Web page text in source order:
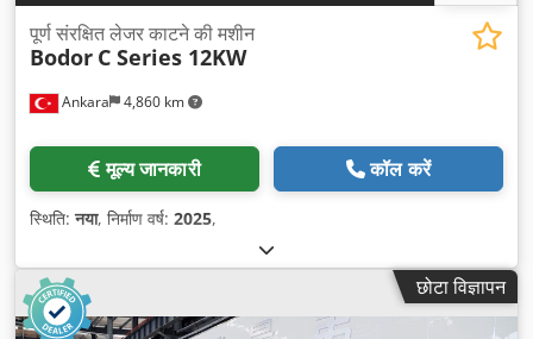
Ankara 4,860 km
पूर्ण संरक्षित लेजर काटने की मशीन
Bodor C Series 12KW
मूल्य जानकारी कॉल करें
स्थिति:नया, निर्माण वर्ष: 2025,
छोटा विज्ञापन